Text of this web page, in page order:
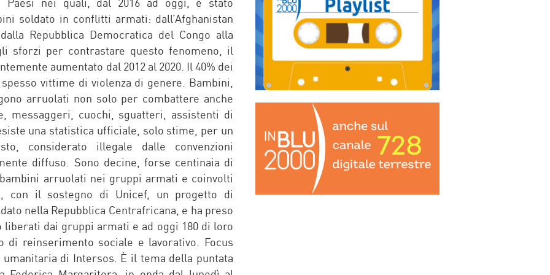
soldato in conflitti armati: dall’Afghanistan
Repubblica Democratica del Congo alla
sforzi per contrastare questo fenomeno, il
aumentato dal 2012 al 2020. Il 40% dei
vittime di violenza di genere. Bambini,
arruolati non solo per combattere anche
messaggeri, cuochi, sguatteri, assistenti di
una statistica ufficiale, solo stime, per un
considerato illegale dalle convenzioni
diffuso. Sono decine, forse centinaia di
arruolati nei gruppi armati e coinvolti
con il sostegno di Unicef, un progetto di
nella Repubblica Centrafricana, e ha preso
liberati dai gruppi armati e ad oggi 180 di loro
di reinserimento sociale e lavorativo. Focus
di Intersos. È il tema della puntata